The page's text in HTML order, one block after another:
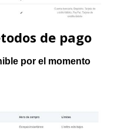
de pago
por el momento